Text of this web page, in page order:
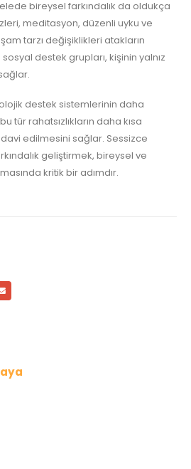
bireysel farkındalık da oldukça
meditasyon, düzenli uyku ve
tarzı değişiklikleri atakların
sosyal destek grupları, kişinin yalnız
destek sistemlerinin daha
tür rahatsızlıkların daha kısa
edilmesini sağlar. Sessizce
geliştirmek, bireysel ve
kritik bir adımdır.